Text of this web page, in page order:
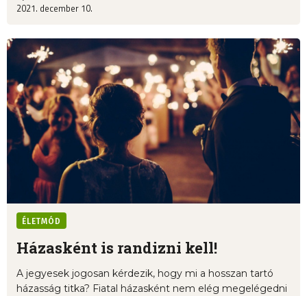
2021. december 10.
ÉLETMÓD
Házasként is randizni kell!
A jegyesek jogosan kérdezik, hogy mi a hosszan tartó
házasság titka? Fiatal házasként nem elég megelégedni